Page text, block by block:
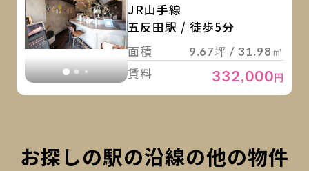
JR山手線
五反田駅 / 徒歩5分
面積
9.67坪 / 31.98㎡
賃料 332,000円
お探しの駅の沿線の他の物件